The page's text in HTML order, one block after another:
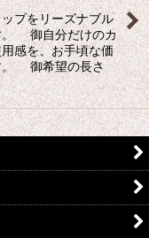
プをリーズナブル
。 御自分だけのカ
感を、お手頃な価
。 御希望の長さ